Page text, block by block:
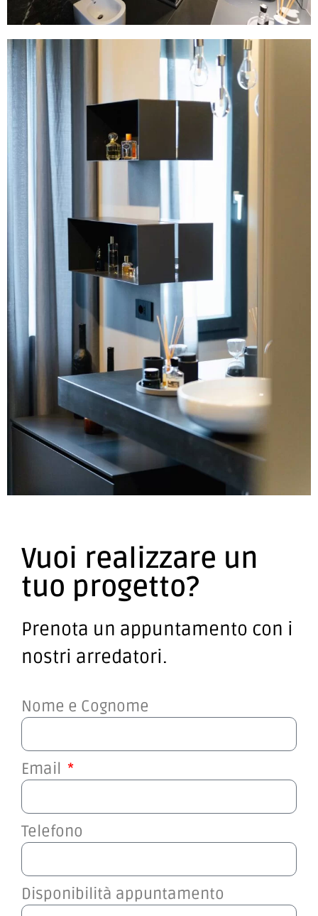
Vuoi realizzare un
tuo progetto?
Prenota un appuntamento con i
nostri arredatori.
Nome e Cognome
Email
Telefono
Disponibilità appuntamento